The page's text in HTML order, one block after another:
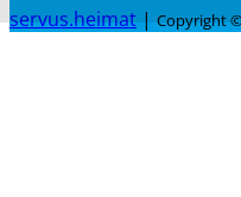
servus.heimat | Copyright